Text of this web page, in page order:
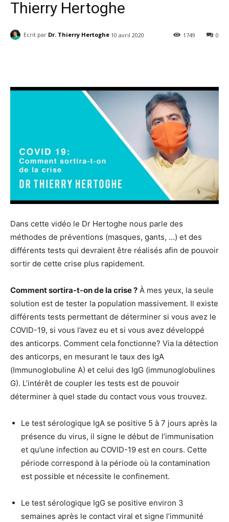
Thierry Hertoghe
Ecrit par Dr. Thierry Hertoghe 10 avril 2020 0
1749
Dans cette vidéo le Dr Hertoghe nous parle des
méthodes de préventions (masques, gants, …) et des
différents tests qui devraient être réalisés afin de pouvoir
sortir de cette crise plus rapidement.
Comment sortira-t-on de la crise ? À mes yeux, la seule
solution est de tester la population massivement. Il existe
différents tests permettant de déterminer si vous avez le
COVID-19, si vous l’avez eu et si vous avez développé
des anticorps. Comment cela fonctionne? Via la détection
des anticorps, en mesurant le taux des IgA
(Immunoglobuline A) et celui des IgG (immunoglobulines
G). L’intérêt de coupler les tests est de pouvoir
déterminer à quel stade du contact vous vous trouvez.
Le test sérologique IgA se positive 5 à 7 jours après la
présence du virus, il signe le début de l’immunisation
et qu’une infection au COVID-19 est en cours. Cette
période correspond à la période où la contamination
est possible et nécessite le confinement.
Le test sérologique IgG se positive environ 3
semaines après le contact viral et signe l’immunité